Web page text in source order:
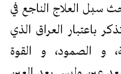
سبل العلاج الناجع في
باعتبار العراق الذي
و الصمود، و القوة